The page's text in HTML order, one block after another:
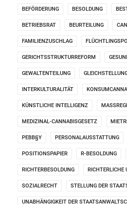
BEFÖRDERUNG BESOLDUNG
BETRIEBSRAT BEURTEILUNG
FAMILIENZUSCHLAG
GERICHTSSTRUKTURREFORM
GEWALTENTEILUNG
INTERKULTURALITÄT
KÜNSTLICHE INTELLIGENZ
MEDIZINAL-CANNABISGESETZ
PEBB§Y PERSONALAUSSTATTUNG
POSITIONSPAPIER R-BESOLDUNG
RICHTERBESOLDUNG RICHTERLICHE
SOZIALRECHT STELLUNG DER
UNABHÄNGIGKEIT DER